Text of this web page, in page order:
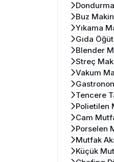
Buz
Yıkama
Gıda
Blender
Streç
Vakum
Tencere
Polietilen
Cam
Porselen
Mutfak
Küçük